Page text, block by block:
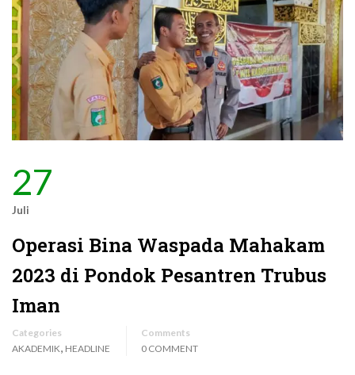
27
Juli
Operasi Bina Waspada Mahakam
2023 di Pondok Pesantren Trubus
Iman
Categories
AKADEMIK, HEADLINE
Comments
0 COMMENT